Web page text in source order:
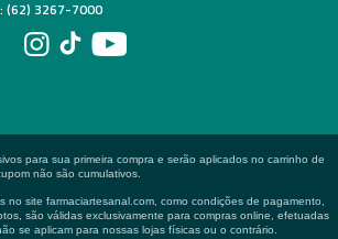
(62) 3267-7000
para sua primeira compra e serão aplicados no carrinho de
não são cumulativos.
no site farmaciartesanal.com, como condições de pagamento,
são válidas exclusivamente para compras online, efetuadas
se aplicam para nossas lojas físicas ou o contrário.